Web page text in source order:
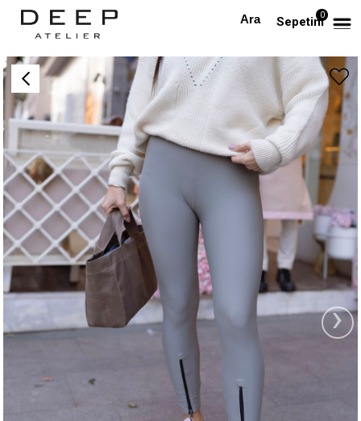
Sepetim0
Anasayfa Fermuar Detaylı Yüksek Bel Haki Tayt
›